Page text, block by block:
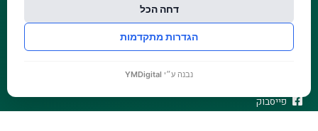
צרו קשר
וואטסאפ
פייסבוק
דחה הכל
הגדרות מתקדמות
נבנה ע״י YMDigital